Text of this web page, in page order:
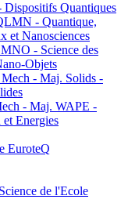
Quantiques
- Quantique,
et Nanosciences
- Science des
Objets
- Maj. Solids -
- Maj. WAPE -
Energies
EuroteQ
de l'Ecole